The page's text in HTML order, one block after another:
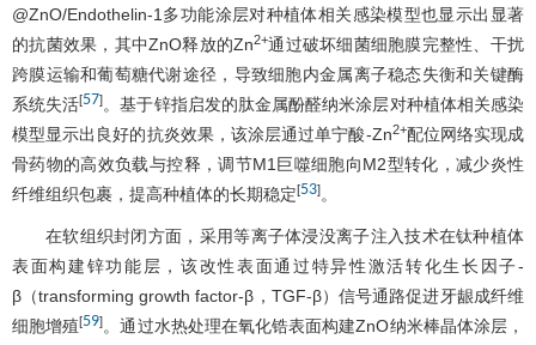
@ZnO/Endothelin-1多功能涂层对种植体相关感染模型也显示出显著
的抗菌效果，其中ZnO释放的Zn2+通过破坏细菌细胞膜完整性、干扰
跨膜运输和葡萄糖代谢途径，导致细胞内金属离子稳态失衡和关键酶
系统失活[57]。基于锌指启发的肽金属酚醛纳米涂层对种植体相关感染
模型显示出良好的抗炎效果，该涂层通过单宁酸-Zn2+配位网络实现成
骨药物的高效负载与控释，调节M1巨噬细胞向M2型转化，减少炎性
纤维组织包裹，提高种植体的长期稳定[53]。
在软组织封闭方面，采用等离子体浸没离子注入技术在钛种植体
表面构建锌功能层，该改性表面通过特异性激活转化生长因子-
β（transforming growth factor-β，TGF-β）信号通路促进牙龈成纤维
细胞增殖[59]。通过水热处理在氧化锆表面构建ZnO纳米棒晶体涂层，